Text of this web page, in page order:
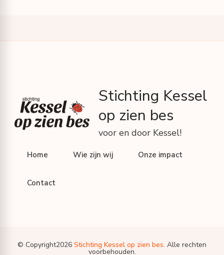
Stichting Kessel
op zien bes
voor en door Kessel!
Home Wie zijn wij Onze impact
Contact
© Copyright2026 Stichting Kessel op zien bes. Alle rechten
voorbehouden.